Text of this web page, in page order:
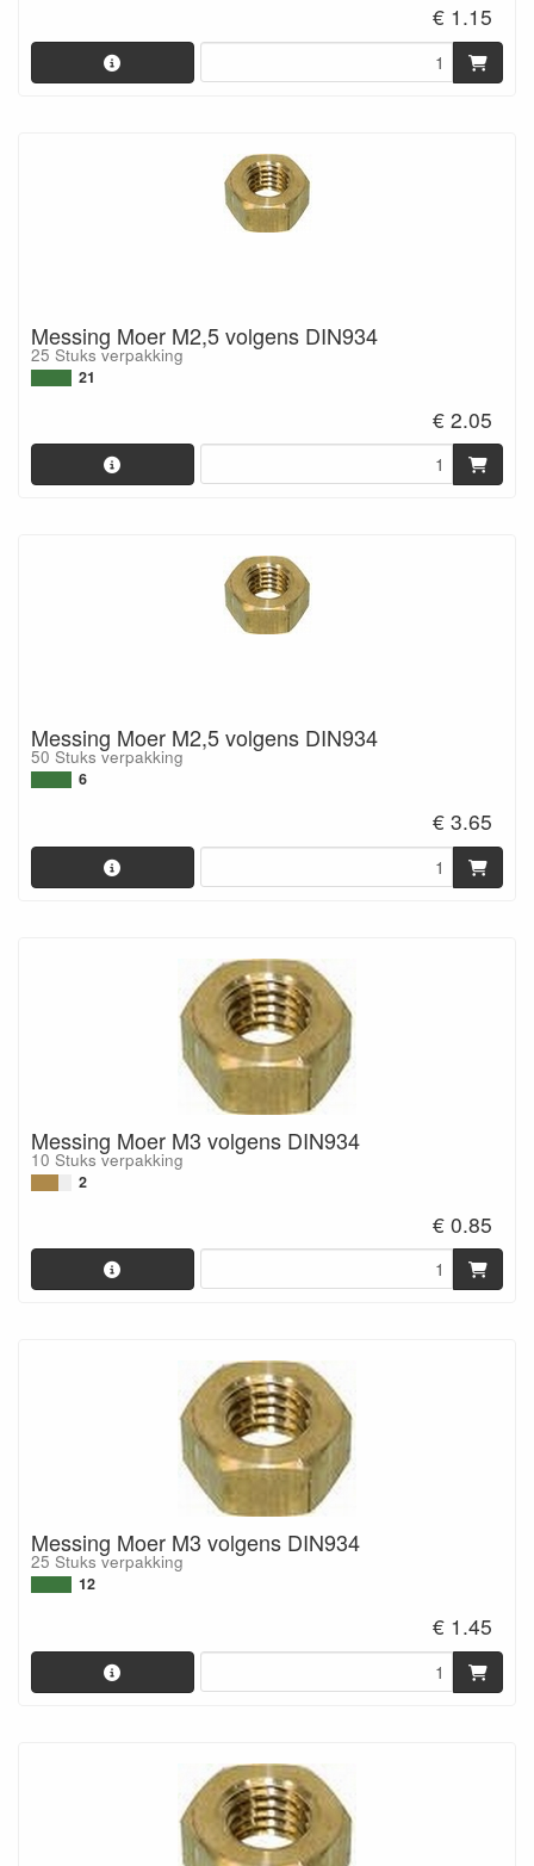
€ 1.15
Messing Moer M2,5 volgens DIN934
25 Stuks verpakking
21
€ 2.05
Messing Moer M2,5 volgens DIN934
50 Stuks verpakking
6
€ 3.65
Messing Moer M3 volgens DIN934
10 Stuks verpakking
2
€ 0.85
Messing Moer M3 volgens DIN934
25 Stuks verpakking
12
€ 1.45